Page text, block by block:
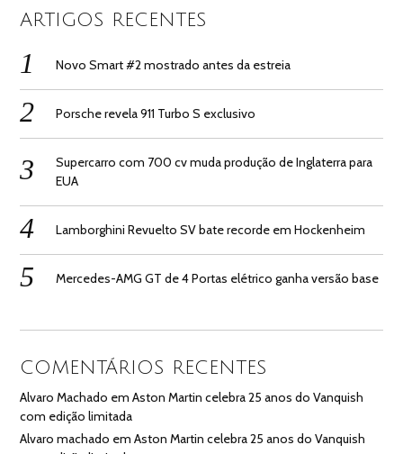
ARTIGOS RECENTES
Novo Smart #2 mostrado antes da estreia
Porsche revela 911 Turbo S exclusivo
Supercarro com 700 cv muda produção de Inglaterra para
EUA
Lamborghini Revuelto SV bate recorde em Hockenheim
Mercedes-AMG GT de 4 Portas elétrico ganha versão base
COMENTÁRIOS RECENTES
Alvaro Machado emAston Martin celebra 25 anos do Vanquish
com edição limitada
Alvaro machado emAston Martin celebra 25 anos do Vanquish